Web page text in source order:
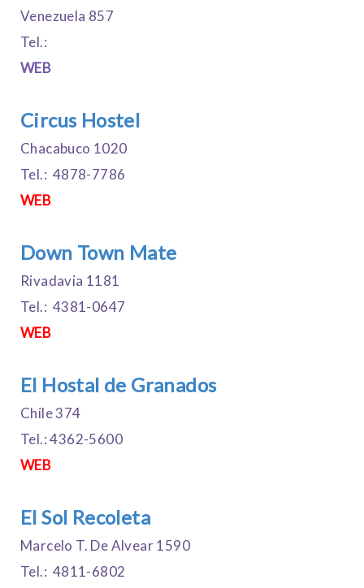
Venezuela 857
Tel.:
WEB
Circus Hostel
Chacabuco 1020
Tel.: 4878-7786
WEB
Down Town Mate
Rivadavia 1181
Tel.: 4381-0647
WEB
El Hostal de Granados
Chile 374
Tel.: 4362-5600
WEB
El Sol Recoleta
Marcelo T. De Alvear 1590
Tel.: 4811-6802